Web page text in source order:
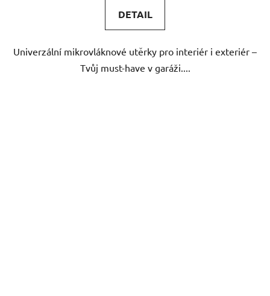
DETAIL
Univerzální mikrovláknové utěrky pro interiér i exteriér –
Tvůj must-have v garáži....